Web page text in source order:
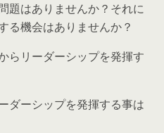
題はありませんか？それに
る機会はありませんか？
らリーダーシップを発揮す
ダーシップを発揮する事は